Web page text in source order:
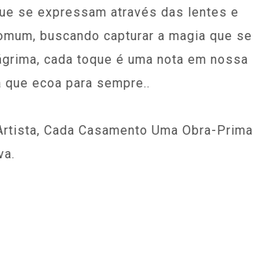
se expressam através das lentes e
buscando capturar a magia que se
cada toque é uma nota em nossa
ecoa para sempre..
Cada Casamento Uma Obra-Prima